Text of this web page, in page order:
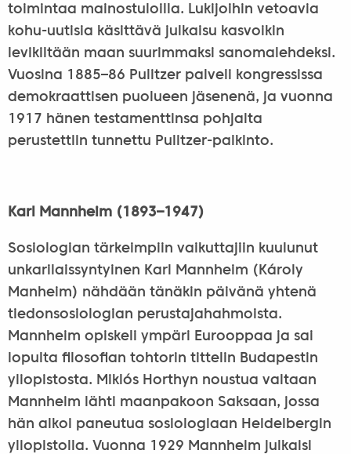
toimintaa mainostuloilla. Lukijoihin vetoavia
kohu-uutisia käsittävä julkaisu kasvoikin
levikiltään maan suurimmaksi sanomalehdeksi.
Vuosina 1885–86 Pulitzer palveli kongressissa
demokraattisen puolueen jäsenenä, ja vuonna
1917 hänen testamenttinsa pohjalta
perustettiin tunnettu Pulitzer-palkinto.
Karl Mannheim (1893–1947)
Sosiologian tärkeimpiin vaikuttajiin kuulunut
unkarilaissyntyinen Karl Mannheim (Károly
Manheim) nähdään tänäkin päivänä yhtenä
tiedonsosiologian perustajahahmoista.
Mannheim opiskeli ympäri Eurooppaa ja sai
lopulta filosofian tohtorin tittelin Budapestin
yliopistosta. Miklós Horthyn noustua valtaan
Mannheim lähti maanpakoon Saksaan, jossa
hän alkoi paneutua sosiologiaan Heidelbergin
yliopistolla. Vuonna 1929 Mannheim julkaisi